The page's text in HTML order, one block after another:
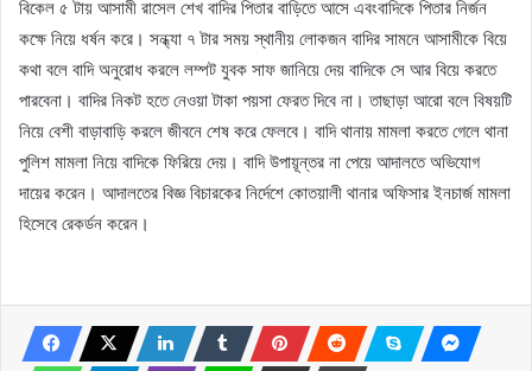
বিকেল ৫ টায় আসামী রাসেল শেখ বাদির পিতার বাড়িতে আসে এবংবাদিকে পিতার নির্জন
কক্ষে নিয়ে ধর্ষন করে। সন্ধ্যা ৭ টার সময় স্থানীয় লোকজন বাদির সামনে আসামীকে বিয়ে
কথা বলে বাদি অনুরোধ করলে লম্পট যুবক সাফ জানিয়ে দেয় বাদিকে সে আর বিয়ে করতে
পারবেনা। বাদির নিকট হতে নেওয়া টাকা পয়সা ফেরত দিবে না। তাছাড়া আরো বলে বিষয়টি
নিয়ে বেশী বাড়াবাড়ি করলে জীবনে শেষ করে ফেলবে। বাদি থানায় মামলা করতে গেলে থানা
পুলিশ মামলা নিয়ে বাদিকে ফিরিয়ে দেয়। বাদি উপায়ূন্তর না পেয়ে আদালতে অভিযোগ
দায়ের করেন। আদালতের বিজ্ঞ বিচারকের নির্দেশে কোতয়ালী থানার অফিসার ইনচার্জ মামলা
হিসেবে রেকর্ডন করেন।